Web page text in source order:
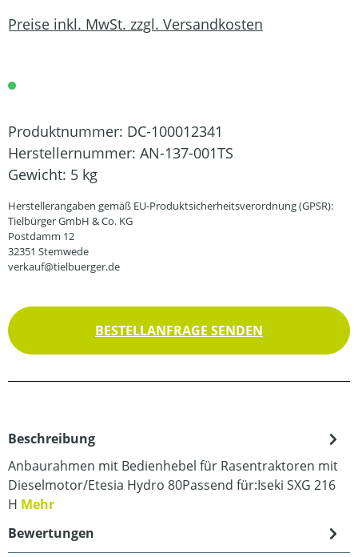
Preise inkl. MwSt. zzgl. Versandkosten
Produktnummer: DC-100012341
Herstellernummer: AN-137-001TS
Gewicht: 5 kg
Herstellerangaben gemäß EU-Produktsicherheitsverordnung (GPSR):
Tielbürger GmbH & Co. KG
Postdamm 12
32351 Stemwede
verkauf@tielbuerger.de
BESTELLANFRAGE SENDEN
Beschreibung
Anbaurahmen mit Bedienhebel für Rasentraktoren mit
Dieselmotor/Etesia Hydro 80Passend für:Iseki SXG 216
H Mehr
Bewertungen